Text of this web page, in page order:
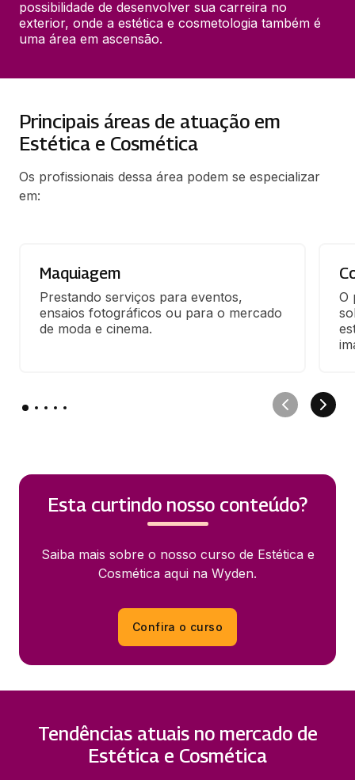
possibilidade de desenvolver sua carreira no
exterior, onde a estética e cosmetologia também é
uma área em ascensão.
Principais áreas de atuação em
Estética e Cosmética
Os profissionais dessa área podem se especializar
em:
Maquiagem
Prestando serviços para eventos,
ensaios fotográficos ou para o mercado
de moda e cinema.
O
Esta curtindo nosso conteúdo?
Saiba mais sobre o nosso curso de Estética e
Cosmética aqui na Wyden.
Confira o curso
Tendências atuais no mercado de
Estética e Cosmética